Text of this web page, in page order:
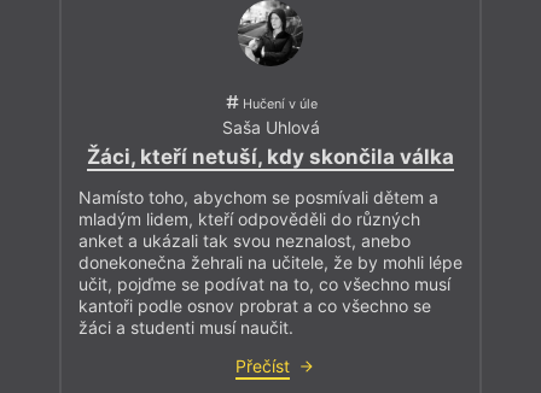
Hučení v úle
Saša Uhlová
Žáci, kteří netuší, kdy skončila válka
Namísto toho, abychom se posmívali dětem a
mladým lidem, kteří odpověděli do různých
anket a ukázali tak svou neznalost, anebo
donekonečna žehrali na učitele, že by mohli lépe
učit, pojďme se podívat na to, co všechno musí
kantoři podle osnov probrat a co všechno se
žáci a studenti musí naučit.
Přečíst